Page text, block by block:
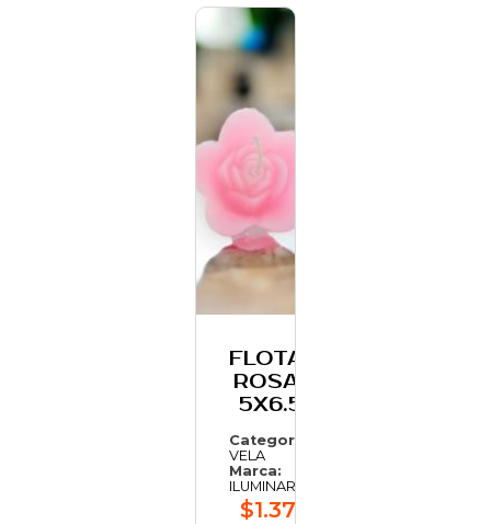
FLOTANTE
ROSA X1U
5X6.5CM
Categoría:
VELA
Marca:
ILUMINARTE
$1.375,54